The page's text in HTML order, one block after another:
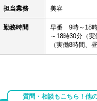
担当業務 美容
勤務時間
早番 9時～18
～18時30分（
（実働8時間、
質問・相談もこちら！他